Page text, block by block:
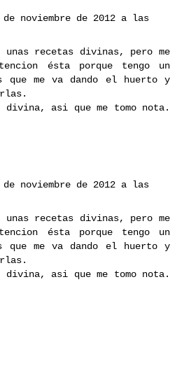
de noviembre de 2012 a las
unas recetas divinas, pero me
ésta porque tengo un
que me va dando el huerto y
divina, asi que me tomo nota.
de noviembre de 2012 a las
unas recetas divinas, pero me
ésta porque tengo un
que me va dando el huerto y
divina, asi que me tomo nota.